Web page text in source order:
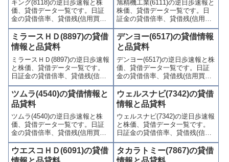
かりやすくまとめて掲載してい
ます。
かりやすくまとめて掲載してい
ます。
キング(8118)の逆日歩速報と株
価、貸借データ一覧です。日証
金の貸借倍率、貸借残(信用買
残、信用売残)、品貸料(逆日
歩)、東証の週末残高、規制(注意
喚起・申込停止)など、空売り関
連情報を集計し、図解でわかり
やすくまとめて掲載していま
す。
旭精機工業(6111)の逆日歩速報と
株価、貸借データ一覧です。日
証金の貸借倍率、貸借残(信用買
残、信用売残)、品貸料(逆日
歩)、東証の週末残高、規制(注意
喚起・申込停止)など、空売り関
連情報を集計し、図解でわかり
やすくまとめて掲載していま
す。
ミラースＨＤ(8897)の貸借
情報と品貸料
ミラースＨＤ(8897)の逆日歩速報
と株価、貸借データ一覧です。
日証金の貸借倍率、貸借残(信用
買残、信用売残)、品貸料(逆日
歩)、東証の週末残高、規制(注意
喚起・申込停止)など、空売り関
連情報を集計し、図解でわかり
やすくまとめて掲載していま
す。
デンヨー(6517)の貸借情報
と品貸料
デンヨー(6517)の逆日歩速報と株
価、貸借データ一覧です。日証
金の貸借倍率、貸借残(信用買
残、信用売残)、品貸料(逆日
歩)、東証の週末残高、規制(注意
喚起・申込停止)など、空売り関
連情報を集計し、図解でわかり
やすくまとめて掲載していま
す。
ツムラ(4540)の貸借情報と
品貸料
ツムラ(4540)の逆日歩速報と株
価、貸借データ一覧です。日証
金の貸借倍率、貸借残(信用買
残、信用売残)、品貸料(逆日
歩)、東証の週末残高、規制(注意
喚起・申込停止)など、空売り関
ウェルスナビ(7342)の貸借
情報と品貸料
ウェルスナビ(7342)の逆日歩速報
と株価、貸借データ一覧です。
日証金の貸借倍率、貸借残(信用
買残、信用売残)、品貸料(逆日
歩)、東証の週末残高、規制(注意
喚起・申込停止)など、空売り関
ウエスコＨＤ(6091)の貸借
タカラトミー(7867)の貸借